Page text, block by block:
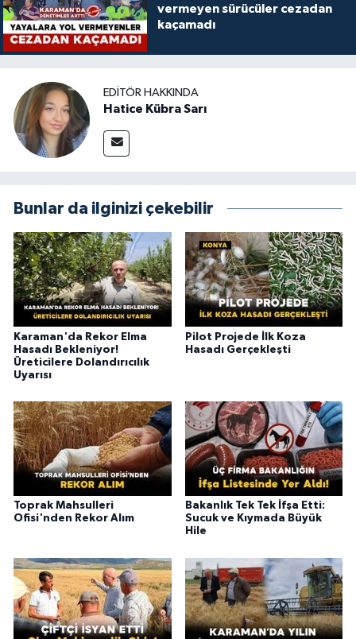
vermeyen sürücüler cezadan
kaçamadı
EDITÖR HAKKINDA
Hatice Kübra Sarı
Bunlar da ilginizi çekebilir
Karaman'da Rekor Elma
Hasadı Bekleniyor!
Üreticilere Dolandırıcılık
Uyarısı
Pilot Projede İlk Koza
Hasadı Gerçekleşti
Toprak Mahsulleri
Ofisi'nden Rekor Alım
Bakanlık Tek Tek İfşa Etti:
Sucuk ve Kıymada Büyük
Hile